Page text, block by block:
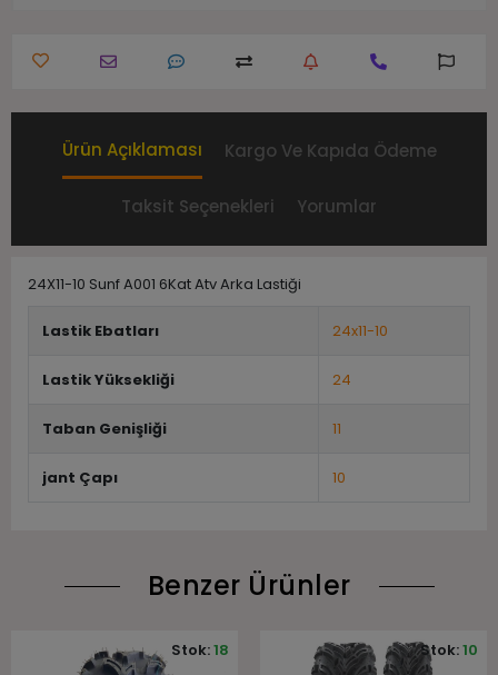
Ürün Açıklaması Kargo Ve Kapıda Ödeme
Taksit Seçenekleri Yorumlar
24X11-10 Sunf A001 6Kat Atv Arka Lastiği
Lastik Ebatları 24x11-10
Lastik Yüksekliği 24
Taban Genişliği 11
jant Çapı 10
Benzer Ürünler
Stok:18 Stok:10